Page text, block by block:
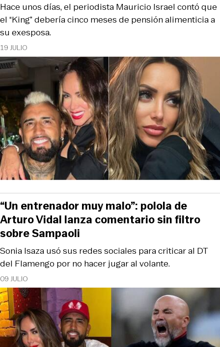
19 JULIO
Hace unos días, el periodista Mauricio Israel contó que
el “King” debería cinco meses de pensión alimenticia a
su exesposa.
09 JULIO
Sonia Isaza usó sus redes sociales para criticar al DT
del Flamengo por no hacer jugar al volante.
“Un entrenador muy malo”: polola de
Arturo Vidal lanza comentario sin filtro
sobre Sampaoli